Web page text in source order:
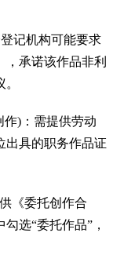
记机构可能要求
承诺该作品非利
作)：需提供劳动
出具的职务作品证
《委托创作合
选“委托作品”，